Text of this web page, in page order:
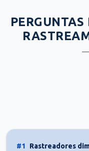
PERGUNTAS
#1 Rastreadores